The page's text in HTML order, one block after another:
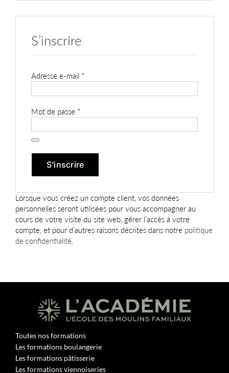
S’inscrire
Adresse e-mail *Obligatoire
Mot de passe *Obligatoire
S’inscrire
Lorsque vous créez un compte client, vos données
personnelles seront utilisées pour vous accompagner au
cours de votre visite du site web, gérer l’accès à votre
compte, et pour d’autres raisons décrites dans notre politique
de confidentialité
Toutes nos formations
Les formations boulangerie
Les formations pâtisserie
Les formations viennoiseries